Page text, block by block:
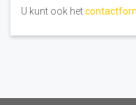
U kunt ook het